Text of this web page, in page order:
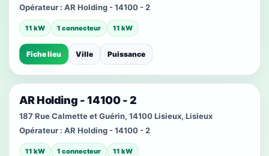
Opérateur : AR Holding - 14100 - 2
11 kW 1 connecteur 11 kW
Fiche lieu Ville Puissance
AR Holding - 14100 - 2
187 Rue Calmette et Guérin, 14100 Lisieux, Lisieux
Opérateur : AR Holding - 14100 - 2
11 kW 1 connecteur 11 kW